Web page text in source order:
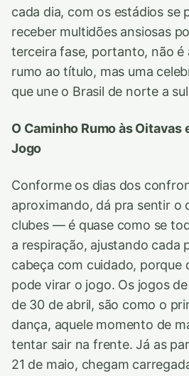
cada dia, com os estádios se
receber multidões ansiosas
terceira fase, portanto, não é
rumo ao título, mas uma
que une o Brasil de norte a
O Caminho Rumo às Oitavas
Jogo
Conforme os dias dos
aproximando, dá pra sentir o
clubes — é quase como se
a respiração, ajustando cada
cabeça com cuidado, porque
pode virar o jogo. Os jogos
de 30 de abril, são como o
dança, aquele momento de
tentar sair na frente. Já as
21 de maio, chegam